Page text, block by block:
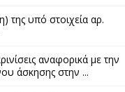
της υπό στοιχεία αρ.
αναφορικά με την
άσκησης στην ...